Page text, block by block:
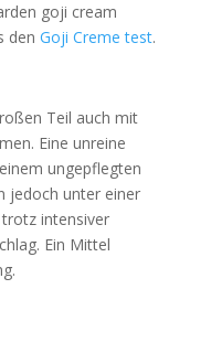
goji cream
den Goji Creme test.
Teil auch mit
Eine unreine
ungepflegten
jedoch unter einer
intensiver
Ein Mittel